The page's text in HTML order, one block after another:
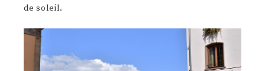
de soleil.